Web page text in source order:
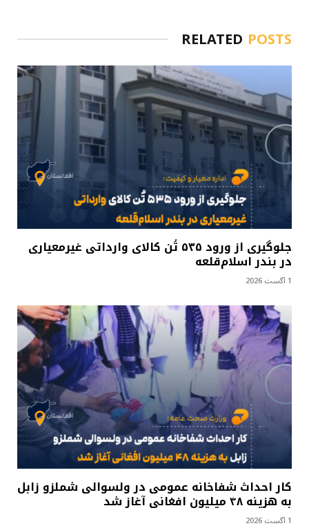
RELATED POSTS
جلوگیری از ورود ۵۳۵ تُن کالای وارداتی غیرمعیاری
در بندر اسلام‌قلعه
1 آگست 2026
کار احداث شفاخانه عمومی در ولسوالی شملزو زابل
به هزینه ۴۸ میلیون افغانی آغاز شد
1 آگست 2026